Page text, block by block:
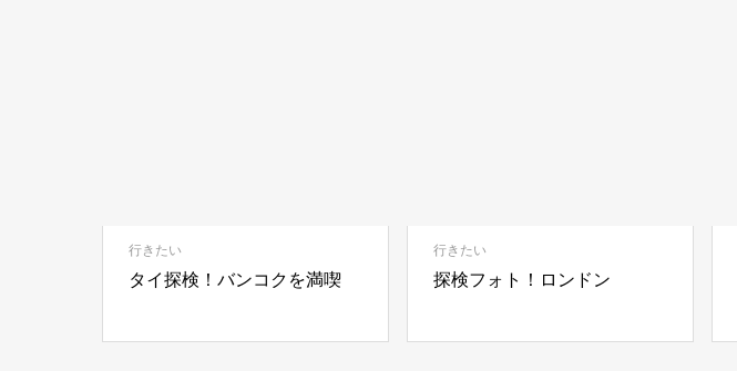
行きたい
タイ探検！バンコクを満喫
行きたい
探検フォト！ロンドン